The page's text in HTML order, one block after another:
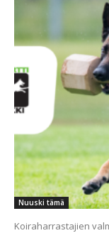
Nuuski tämä
Koiraharrastajien